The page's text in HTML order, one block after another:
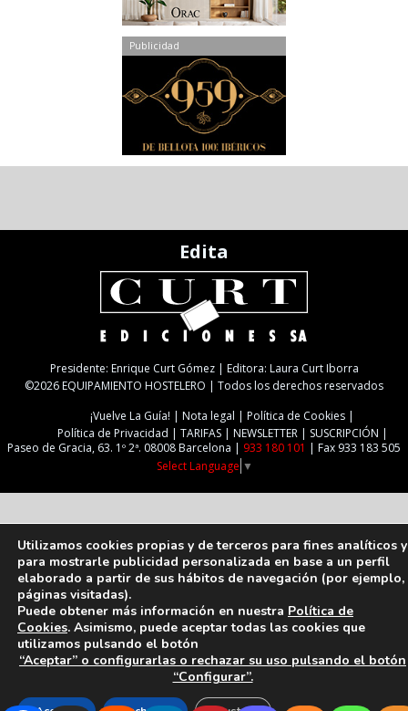
Publicidad
Edita
Presidente: Enrique Curt Gómez | Editora: Laura Curt Iborra
©2026 EQUIPAMIENTO HOSTELERO | Todos los derechos reservados
¡Vuelve La Guía!
Nota legal
Política de Cookies
Política de Privacidad
TARIFAS NEWSLETTER
SUSCRIPCIÓN
Paseo de Gracia, 63. 1º 2ª. 08008 Barcelona | 933 180 101 | Fax 933 183 505
Select Language ▼
Utilizamos cookies propias y de terceros para fines analíticos y
para mostrarle publicidad personalizada en base a un perfil
elaborado a partir de sus hábitos de navegación (por ejemplo,
páginas visitadas).
Puede obtener más información en nuestra Política de
Cookies. Asimismo, puede aceptar todas las cookies que
utilizamos pulsando el botón
“Aceptar” o configurarlas o rechazar su uso pulsando el botón
“Configurar”.